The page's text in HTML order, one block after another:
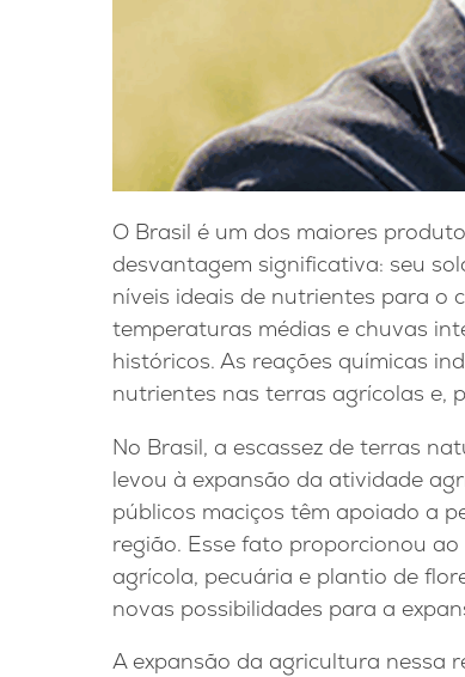
O Brasil é um dos maiores
desvantagem significativa: seu
níveis ideais de nutrientes para o
temperaturas médias e chuvas
históricos. As reações químicas
nutrientes nas terras agrícolas e,
No Brasil, a escassez de terras
levou à expansão da atividade
públicos maciços têm apoiado a
região. Esse fato proporcionou
agrícola, pecuária e plantio de
novas possibilidades para a
A expansão da agricultura nessa